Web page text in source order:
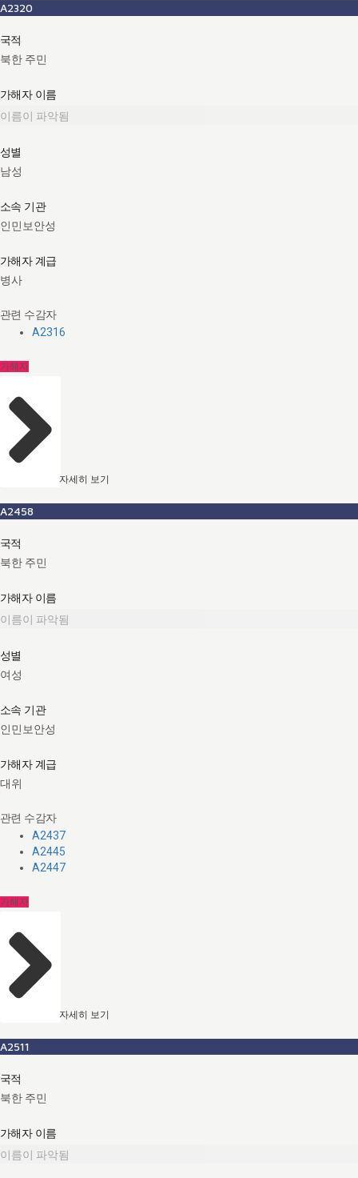
A2320
국적
북한 주민
가해자 이름
이름이 파악됨
성별
남성
소속 기관
인민보안성
가해자 계급
병사
관련 수감자
A2316
가해자
자세히 보기
A2458
국적
북한 주민
가해자 이름
이름이 파악됨
성별
여성
소속 기관
인민보안성
가해자 계급
대위
관련 수감자
A2437
A2445
A2447
가해자
자세히 보기
A2511
국적
북한 주민
가해자 이름
이름이 파악됨